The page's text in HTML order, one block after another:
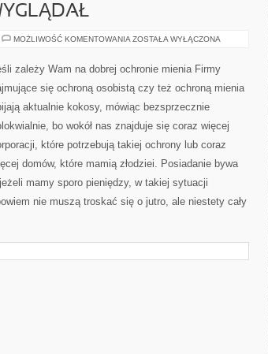
MOŻLIWOŚĆ KOMENTOWANIA ZAPEWNE
NAS
KTO
WŁASNY
CHCE
ZARÓWNO
ONA
JAK
I
JEGO
OGRÓD
WYGLĄDAŁ
ZOSTAŁA WYŁĄCZONA
zależy Wam na dobrej ochronie mienia Firmy
się ochroną osobistą czy też ochroną mienia
aktualnie kokosy, mówiąc bezsprzecznie
bo wokół nas znajduje się coraz więcej
które potrzebują takiej ochrony lub coraz
domów, które mamią złodziei. Posiadanie bywa
mamy sporo pieniędzy, w takiej sytuacji
nie muszą troskać się o jutro, ale niestety cały